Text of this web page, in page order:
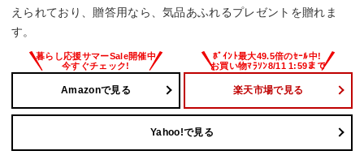
えられており、贈答用なら、気品あふれるプレゼントを贈れま
す。
Amazonで見る 楽天市場で見る
Yahoo!で見る